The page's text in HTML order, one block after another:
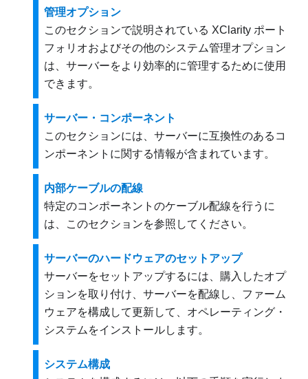
管理オプション
このセクションで説明されている XClarity ポート
フォリオおよびその他のシステム管理オプション
は、サーバーをより効率的に管理するために使用
できます。
サーバー・コンポーネント
このセクションには、サーバーに互換性のあるコ
ンポーネントに関する情報が含まれています。
内部ケーブルの配線
特定のコンポーネントのケーブル配線を行うに
は、このセクションを参照してください。
サーバーのハードウェアのセットアップ
サーバーをセットアップするには、購入したオプ
ションを取り付け、サーバーを配線し、ファーム
ウェアを構成して更新して、オペレーティング・
システムをインストールします。
システム構成